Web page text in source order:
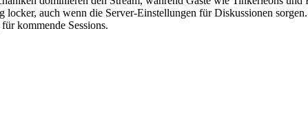
locker, auch wenn die Server-Einstellungen für Diskussionen
kommende Sessions.